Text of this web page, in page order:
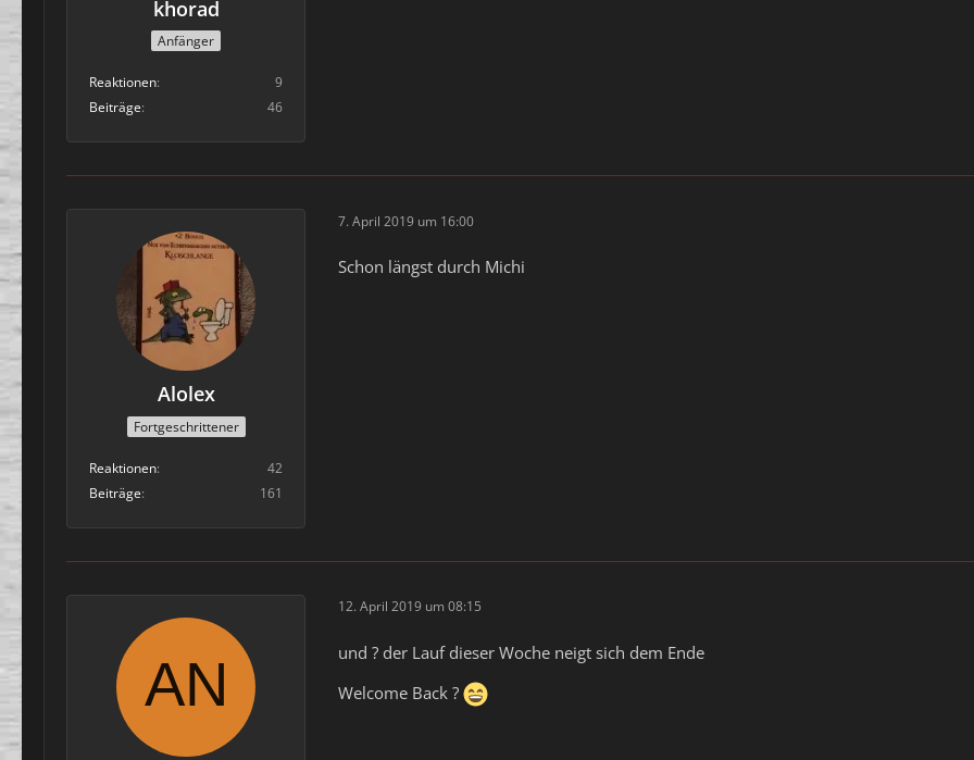
khorad
Anfänger
Reaktionen
9
Beiträge
46
Alolex
Fortgeschrittener
Reaktionen
42
Beiträge
161
7. April 2019 um 16:00
Schon längst durch Michi
12. April 2019 um 08:15
und ? der Lauf dieser Woche neigt sich dem Ende
Welcome Back ?